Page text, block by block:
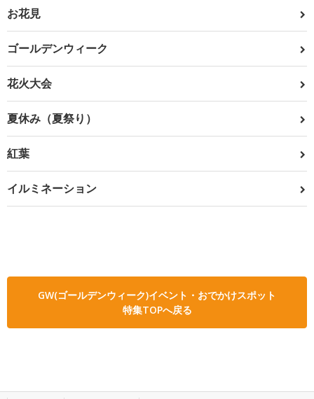
お花見
ゴールデンウィーク
花火大会
夏休み（夏祭り）
紅葉
イルミネーション
GW(ゴールデンウィーク)イベント・おでかけスポット
特集TOPへ戻る